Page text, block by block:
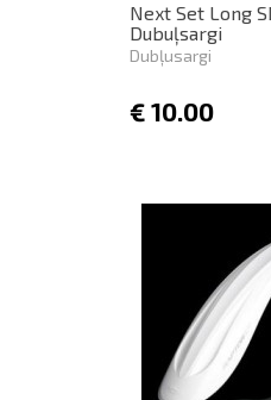
Next Set Long
Dubuļsargi
Dubļusargi
€ 10.00